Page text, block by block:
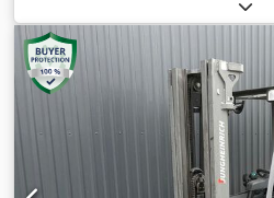
madeira - KALLFASS PFA-250
pernas de paletes - Bohm &
topos de paletes - ENGELER
Transportador de corrente
Bohm & Kruse Crsdpfx
marcação/corte de cantos -
Fresadora Transportador de
ELEWFTORSTAPLER